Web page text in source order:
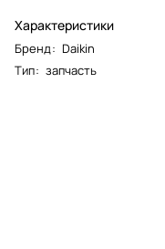
Характеристики
Бренд: Daikin
Тип: запчасть